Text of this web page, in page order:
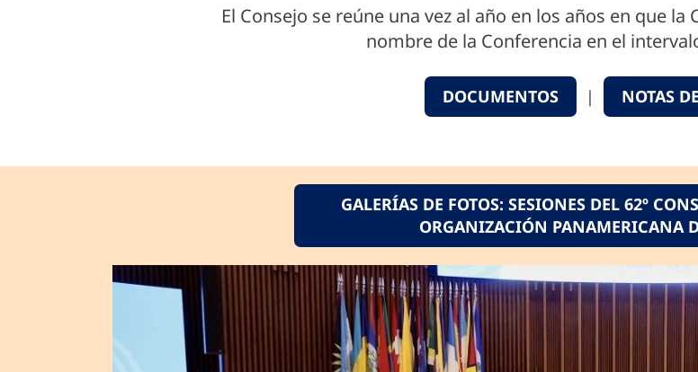
El Consejo se reúne una vez al año en los años en que
nombre de la Conferencia en el
DOCUMENTOS | NOTAS
GALERÍAS DE FOTOS: SESIONES DEL 62º
ORGANIZACIÓN PANAMERICANA